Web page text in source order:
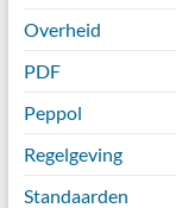
Overheid
PDF
Peppol
Regelgeving
Standaarden